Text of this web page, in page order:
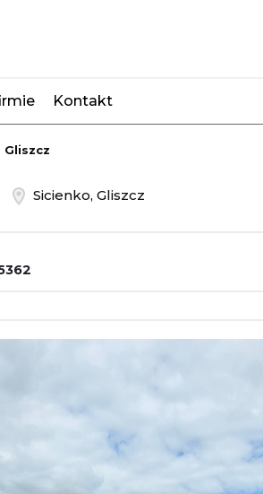
Kontakt
Gliszcz
Sicienko, Gliszcz